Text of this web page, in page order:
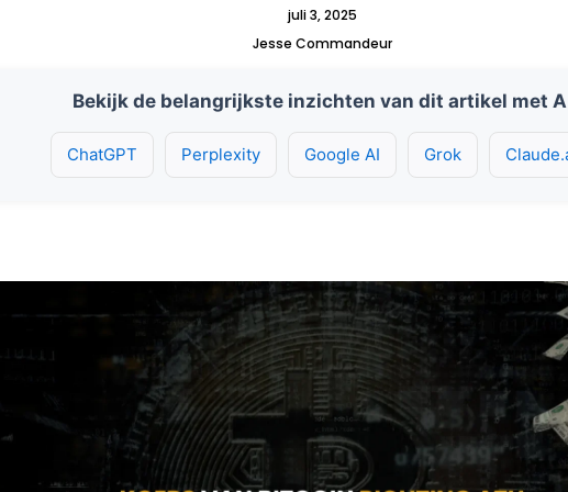
juli 3, 2025
Jesse Commandeur
Bekijk de belangrijkste inzichten van dit artikel met
ChatGPT Perplexity Google AI Grok